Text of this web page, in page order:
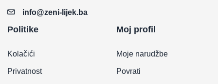
info@zeni-lijek.ba
Politike
Kolačići
Privatnost
Moj profil
Moje narudžbe
Povrati